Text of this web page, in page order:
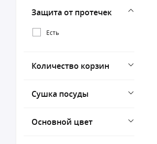
Защита от протечек
Есть
Количество корзин
Сушка посуды
Основной цвет